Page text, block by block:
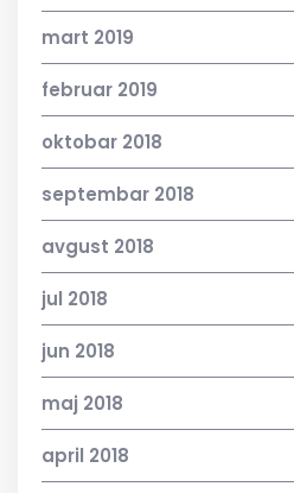
mart 2019
februar 2019
oktobar 2018
septembar 2018
avgust 2018
jul 2018
jun 2018
maj 2018
april 2018